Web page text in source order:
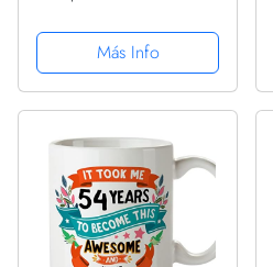
anni per diventare cosi
fantastico - 11 oz -
Regalo original y
Más Info